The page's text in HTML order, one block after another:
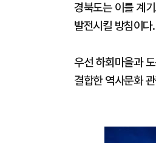
경북도는 이를 계
발전시킬 방침이다.
우선 하회마을과
결합한 역사문화